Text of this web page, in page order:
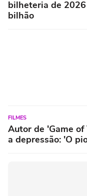
bilheteria de
bilhão
FILMES
Autor de 'Game
a depressão: 'O